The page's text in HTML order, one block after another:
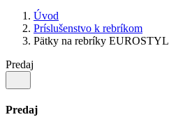
Úvod
Príslušenstvo k rebríkom
Pätky na rebríky EUROSTYL
Predaj
Predaj